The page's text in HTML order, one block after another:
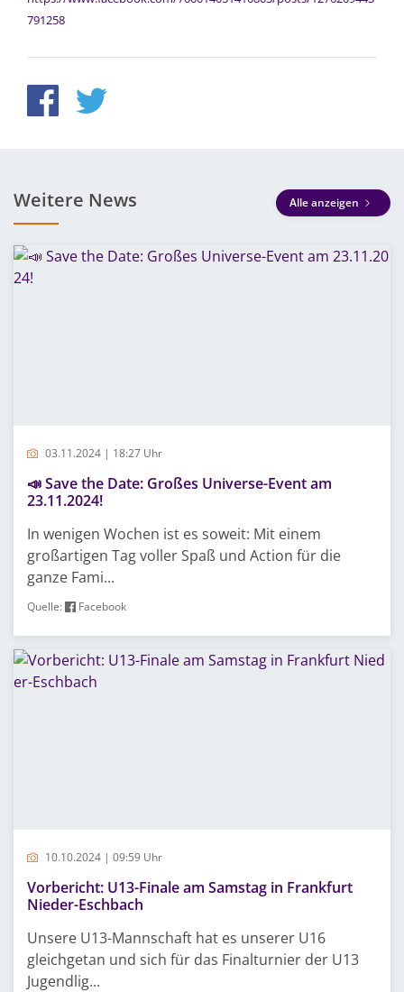
791258
Weitere News Alle anzeigen
03.11.2024 | 18:27 Uhr
📣 Save the Date: Großes Universe-Event am
23.11.2024!
In wenigen Wochen ist es soweit: Mit einem
großartigen Tag voller Spaß und Action für die
ganze Fami...
Quelle: Facebook
10.10.2024 | 09:59 Uhr
Vorbericht: U13-Finale am Samstag in Frankfurt
Nieder-Eschbach
Unsere U13-Mannschaft hat es unserer U16
gleichgetan und sich für das Finalturnier der U13
Jugendlig...